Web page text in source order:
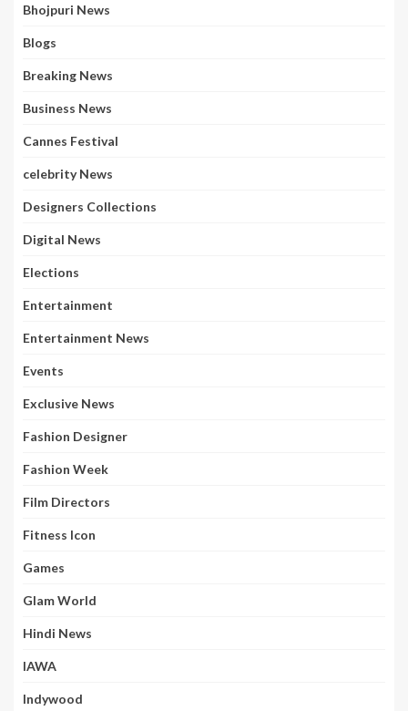
Bhojpuri News
Blogs
Breaking News
Business News
Cannes Festival
celebrity News
Designers Collections
Digital News
Elections
Entertainment
Entertainment News
Events
Exclusive News
Fashion Designer
Fashion Week
Film Directors
Fitness Icon
Games
Glam World
Hindi News
IAWA
Indywood